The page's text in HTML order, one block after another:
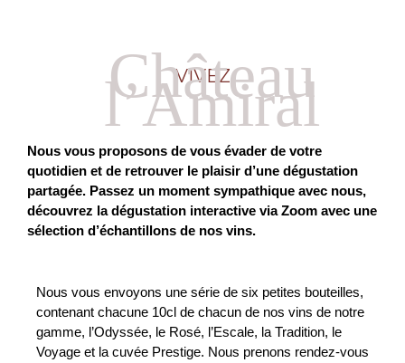
VIVEZ
Nous vous proposons de vous évader de votre
quotidien et de retrouver le plaisir d’une dégustation
partagée. Passez un moment sympathique avec nous,
découvrez la dégustation interactive via Zoom avec une
sélection d’échantillons de nos vins.
Nous vous envoyons une série de six petites bouteilles,
contenant chacune 10cl de chacun de nos vins de notre
gamme, l’Odyssée, le Rosé, l’Escale, la Tradition, le
Voyage et la cuvée Prestige. Nous prenons rendez-vous
Château
l’Amiral